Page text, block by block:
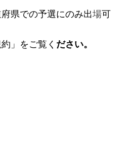
県での予選にのみ出場可
」をご覧く ださい。